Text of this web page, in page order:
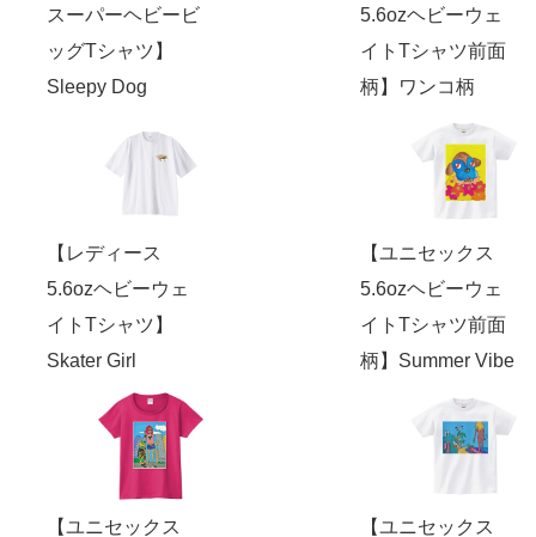
スーパーヘビービ
ッグTシャツ】
Sleepy Dog
5.6ozヘビーウェ
イトTシャツ前面
柄】ワンコ柄
【レディース
5.6ozヘビーウェ
イトTシャツ】
Skater Girl
【ユニセックス
5.6ozヘビーウェ
イトTシャツ前面
柄】Summer Vibe
【ユニセックス
【ユニセックス